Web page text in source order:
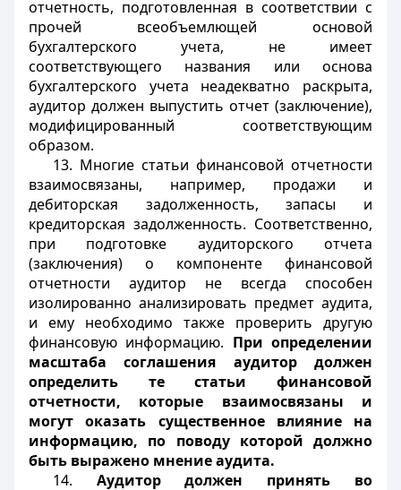
отчетность, подготовленная в соответствии с
прочей всеобъемлющей основой
бухгалтерского учета, не имеет
соответствующего названия или основа
бухгалтерского учета неадекватно раскрыта,
аудитор должен выпустить отчет (заключение),
модифицированный соответствующим
образом.
13. Многие статьи финансовой отчетности
взаимосвязаны, например, продажи и
дебиторская задолженность, запасы и
кредиторская задолженность. Соответственно,
при подготовке аудиторского отчета
(заключения) о компоненте финансовой
отчетности аудитор не всегда способен
изолированно анализировать предмет аудита,
и ему необходимо также проверить другую
финансовую информацию. При определении
масштаба соглашения аудитор должен
определить те статьи финансовой
отчетности, которые взаимосвязаны и
могут оказать существенное влияние на
информацию, по поводу которой должно
быть выражено мнение аудита.
14. Аудитор должен принять во